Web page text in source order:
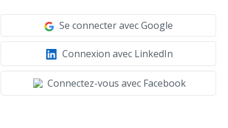
Se connecter avec Google
Connexion avec LinkedIn
Connectez-vous avec Facebook